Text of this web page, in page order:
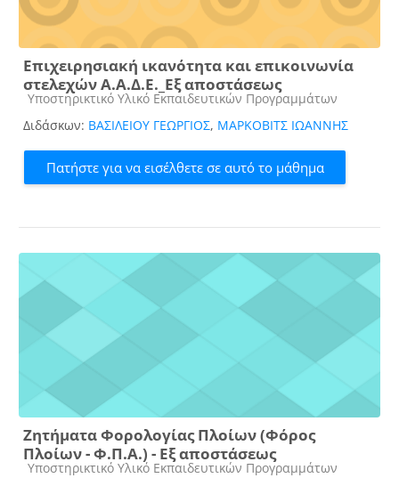
Επιχειρησιακή ικανότητα και επικοινωνία
στελεχών Α.Α.Δ.Ε._Εξ αποστάσεως
Κατηγορία μαθήματος
Υποστηρικτικό Υλικό Εκπαιδευτικών Προγραμμάτων
Διδάσκων: ΒΑΣΙΛΕΙΟΥ ΓΕΩΡΓΙΟΣ, ΜΑΡΚΟΒΙΤΣ ΙΩΑΝΝΗΣ
Πατήστε για να εισέλθετε σε αυτό το μάθημα
Ζητήματα Φορολογίας Πλοίων (Φόρος
Πλοίων - Φ.Π.Α.) - Εξ αποστάσεως
Κατηγορία μαθήματος
Υποστηρικτικό Υλικό Εκπαιδευτικών Προγραμμάτων